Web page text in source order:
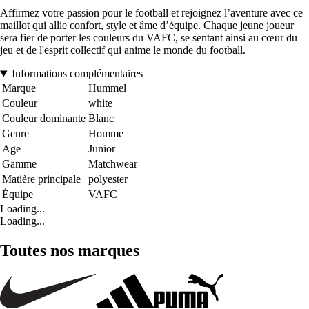
Affirmez votre passion pour le football et rejoignez l’aventure avec ce
maillot qui allie confort, style et âme d’équipe. Chaque jeune joueur
sera fier de porter les couleurs du VAFC, se sentant ainsi au cœur du
jeu et de l'esprit collectif qui anime le monde du football.
Informations complémentaires
Marque
Hummel
Couleur
white
Couleur dominante Blanc
Genre
Homme
Age
Junior
Gamme
Matchwear
Matière principale
polyester
Équipe
VAFC
Loading...
Loading...
Toutes nos marques